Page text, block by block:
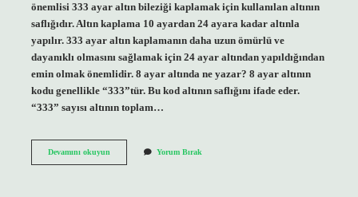
önemlisi 333 ayar altın bileziği kaplamak için kullanılan altının
saflığıdır. Altın kaplama 10 ayardan 24 ayara kadar altınla
yapılır. 333 ayar altın kaplamanın daha uzun ömürlü ve
dayanıklı olmasını sağlamak için 24 ayar altından yapıldığından
emin olmak önemlidir. 8 ayar altında ne yazar? 8 ayar altının
kodu genellikle “333”tür. Bu kod altının saflığını ifade eder.
“333” sayısı altının toplam…
Devamını okuyun333
Yorum Bırak